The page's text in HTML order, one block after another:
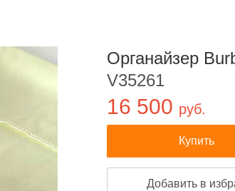
Органайзер
V35261
16 500 руб.
Купить
Добавить в